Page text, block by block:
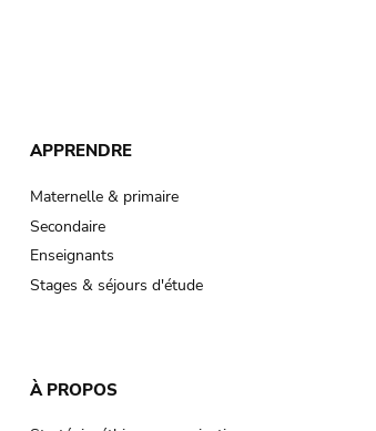
APPRENDRE
Maternelle & primaire
Secondaire
Enseignants
Stages & séjours d'étude
À PROPOS